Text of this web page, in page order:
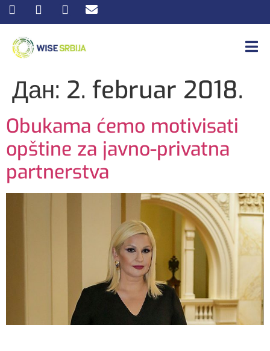
Дан: 2. februar 2018.
Obukama ćemo motivisati
opštine za javno-privatna
partnerstva